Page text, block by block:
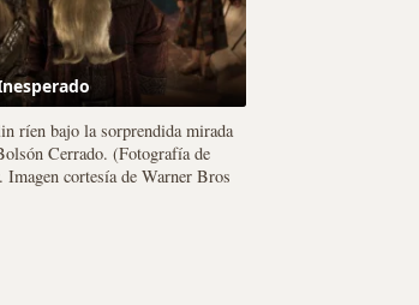
ríen bajo la sorprendida mirada
Cerrado. (Fotografía de
Imagen cortesía de Warner Bros